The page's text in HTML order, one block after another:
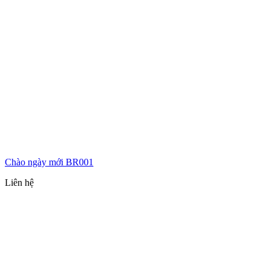
Chào ngày mới BR001
Liên hệ